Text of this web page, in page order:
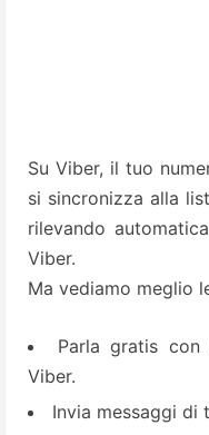
Su Viber, il tuo
si sincronizza alla
rilevando
Viber.
Ma vediamo meglio
Parla gratis
Viber.
Invia messaggi di